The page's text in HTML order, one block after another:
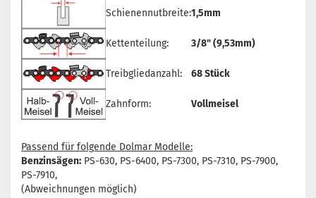
Schienennutbreite:1,5mm
Kettenteilung: 3/8" (9,53mm)
Treibgliedanzahl: 68 Stück
Zahnform: Vollmeisel
Passend für folgende Dolmar Modelle:
Benzinsägen: PS-630, PS-6400, PS-7300, PS-7310, PS-7900,
PS-7910,
(Abweichnungen möglich)